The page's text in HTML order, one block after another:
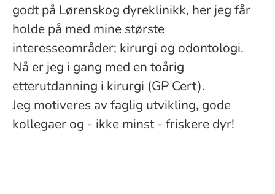
godt på Lørenskog dyreklinikk, her jeg får
holde på med mine største
interesseområder; kirurgi og odontologi.
Nå er jeg i gang med en toårig
etterutdanning i kirurgi (GP Cert).
Jeg motiveres av faglig utvikling, gode
kollegaer og - ikke minst - friskere dyr!